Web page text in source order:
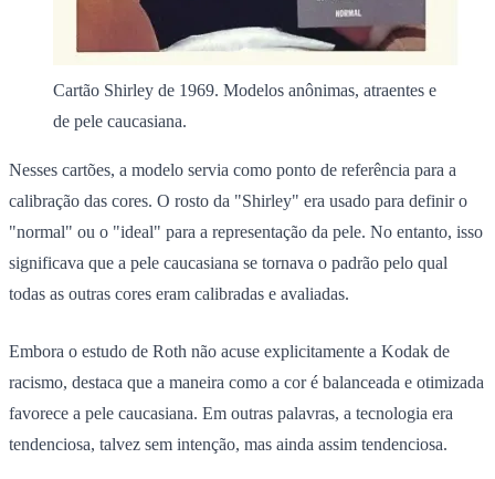
Cartão Shirley de 1969. Modelos anônimas, atraentes e
de pele caucasiana.
Nesses cartões, a modelo servia como ponto de referência para a
calibração das cores. O rosto da "Shirley" era usado para definir o
"normal" ou o "ideal" para a representação da pele. No entanto, isso
significava que a pele caucasiana se tornava o padrão pelo qual
todas as outras cores eram calibradas e avaliadas.
Embora o estudo de Roth não acuse explicitamente a Kodak de
racismo, destaca que a maneira como a cor é balanceada e otimizada
favorece a pele caucasiana. Em outras palavras, a tecnologia era
tendenciosa, talvez sem intenção, mas ainda assim tendenciosa.